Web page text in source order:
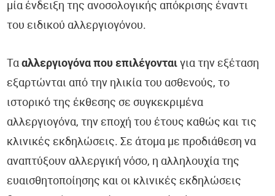
μία ένδειξη της ανοσολογικής απόκρισης έναντι
του ειδικού αλλεργιογόνου.
Τααλλεργιογόνα που επιλέγονται για την εξέταση
εξαρτώνται από την ηλικία του ασθενούς, το
ιστορικό της έκθεσης σε συγκεκριμένα
αλλεργιογόνα, την εποχή του έτους καθώς και τις
κλινικές εκδηλώσεις. Σε άτομα με προδιάθεση να
αναπτύξουν αλλεργική νόσο, η αλληλουχία της
ευαισθητοποίησης και οι κλινικές εκδηλώσεις